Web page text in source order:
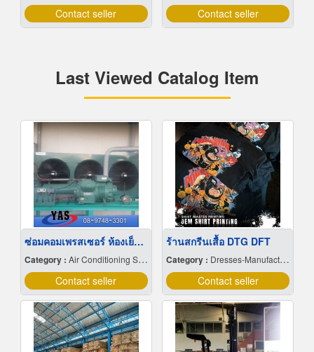
Contact seller Contact seller
Last Viewed Catalog Item
ซ่อมคอมเพรสเซอร์ ห้องเย็น ชลบุรี
Category : Air Conditioning Systems & Cooling Tower & Equipment
Contact seller
ร้านสกรีนเสื้อ DTG DFT
Category : Dresses-Manufacturers
Contact seller